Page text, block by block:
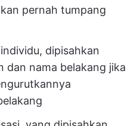
pernah tumpang
dipisahkan
dan nama belakang jika